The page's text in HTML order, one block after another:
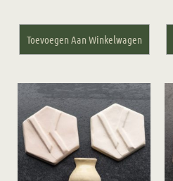
Toevoegen Aan Winkelwagen